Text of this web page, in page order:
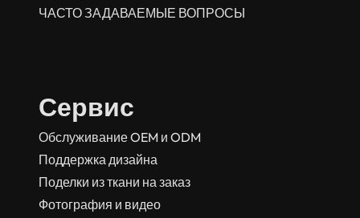
ЧАСТО ЗАДАВАЕМЫЕ ВОПРОСЫ
Сервис
Обслуживание OEM и ODM
Поддержка дизайна
Поделки из ткани на заказ
Фотография и видео